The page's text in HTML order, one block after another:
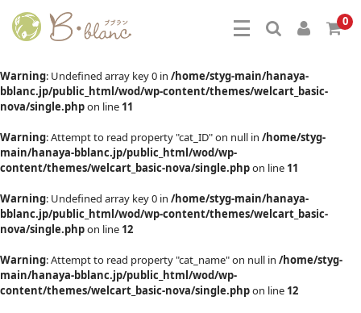
0
Warning: Undefined array key 0 in /home/styg-main/hanaya-
bblanc.jp/public_html/wod/wp-content/themes/welcart_basic-
nova/single.phpon line 11
Warning: Attempt to read property "cat_ID" on null in /home/styg-
main/hanaya-bblanc.jp/public_html/wod/wp-
content/themes/welcart_basic-nova/single.phpon line 11
Warning: Undefined array key 0 in /home/styg-main/hanaya-
bblanc.jp/public_html/wod/wp-content/themes/welcart_basic-
nova/single.phpon line 12
Warning: Attempt to read property "cat_name" on null in /home/styg-
main/hanaya-bblanc.jp/public_html/wod/wp-
content/themes/welcart_basic-nova/single.phpon line 12